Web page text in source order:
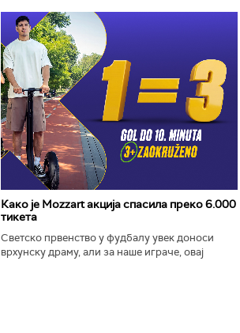
Како је Mozzart акција спасила преко 6.000
тикета
Светско првенство у фудбалу увек доноси
врхунску драму, али за наше играче, овај